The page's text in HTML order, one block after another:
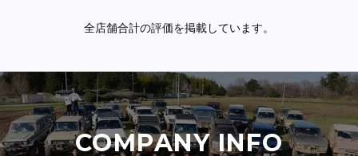
全店舗合計の評価を掲載しています。
COMPANY INFO